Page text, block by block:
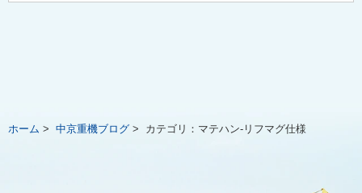
ホーム > 中京重機ブログ > カテゴリ： マテハン-リフマグ仕様